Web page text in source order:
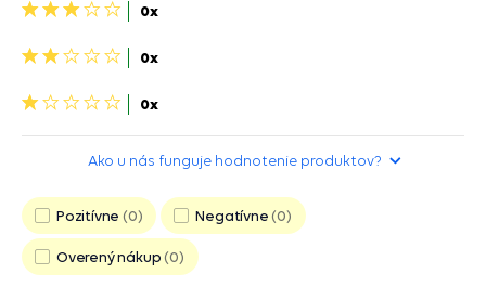
3
0x
2
0x
1
0x
Ako u nás funguje hodnotenie produktov?
Pozitívne 0 Negatívne 0
Overený nákup 0